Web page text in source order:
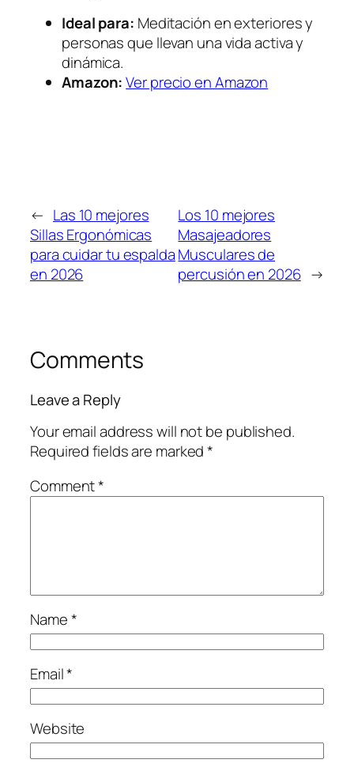
Ideal para: Meditación en exteriores y
personas que llevan una vida activa y
dinámica.
Amazon: Ver precio en Amazon
← Las 10 mejores
Sillas Ergonómicas
para cuidar tu espalda
en 2026
Los 10 mejores
Masajeadores
Musculares de
percusión en 2026 →
Comments
Leave a Reply
Your email address will not be published.
Required fields are marked*
Comment*
Name*
Email*
Website